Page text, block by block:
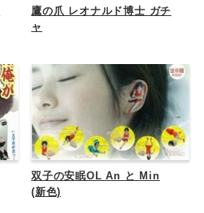
鷹の爪 レオナルド博士 ガチ
ャ
双子の安眠OL An と Min
(新色)